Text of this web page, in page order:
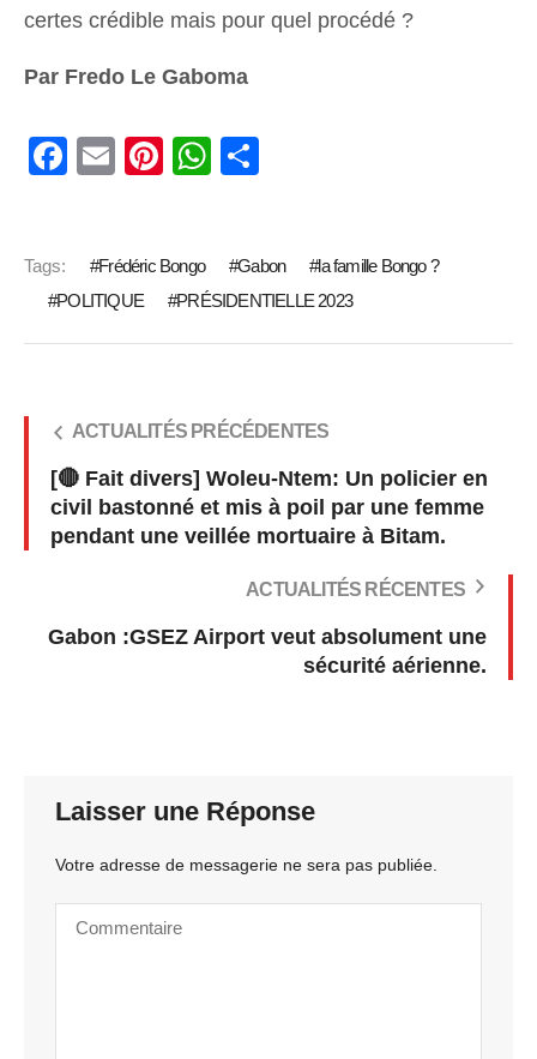
certes crédible mais pour quel procédé ?
Par Fredo Le Gaboma
Facebook
Email PinterestWhatsApp
Tags: Frédéric Bongo Gabon
la famille Bongo ?
POLITIQUE
PRÉSIDENTIELLE 2023
ACTUALITÉS PRÉCÉDENTES
[🔴 Fait divers] Woleu-Ntem: Un policier en
civil bastonné et mis à poil par une femme
pendant une veillée mortuaire à Bitam.
ACTUALITÉS RÉCENTES
Gabon :GSEZ Airport veut absolument une
sécurité aérienne.
Laisser une Réponse
Votre adresse de messagerie ne sera pas publiée.